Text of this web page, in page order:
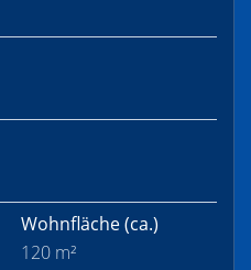
Wohnfläche(ca.)
120 m²